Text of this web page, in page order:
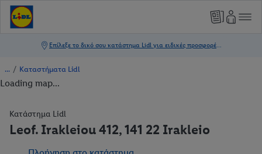
/ Καταστήματα Lidl
Loading map...
Κατάστημα Lidl
Leof. Irakleiou 412, 141 22 Irakleio